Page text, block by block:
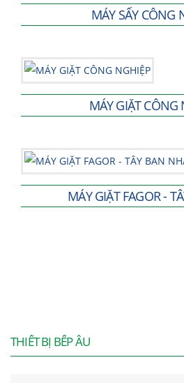
MÁY SẤY CÔNG
MÁY GIẶT CÔNG
MÁY GIẶT FAGOR -
THIẾT BỊ BẾP ÂU